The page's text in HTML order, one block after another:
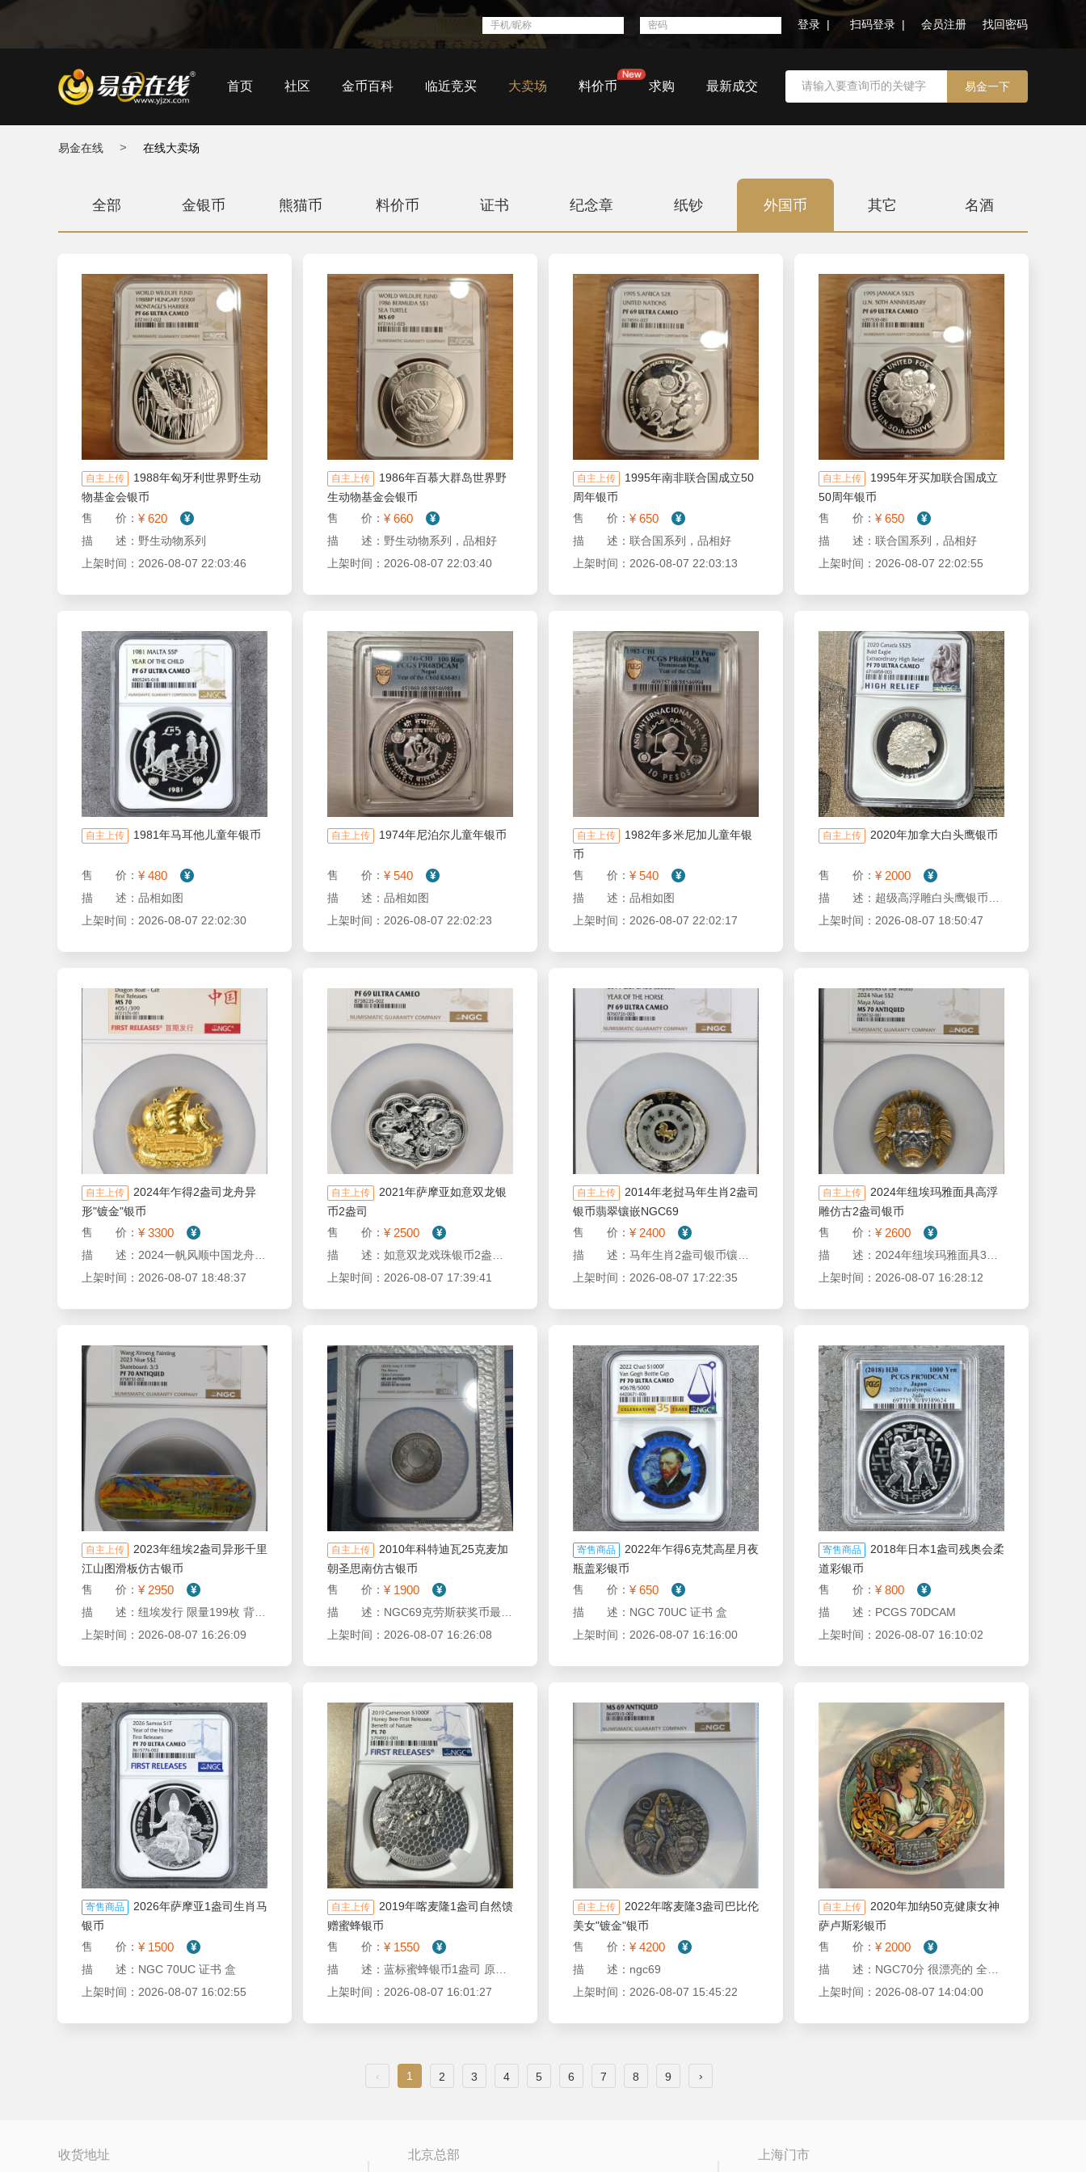
登录 | 扫码登录 | 会员注册 找回密码
首页 社区 金币百科 临近竞买 大卖场 料价币 求购 最新成交
易金在线 > 在线大卖场
全部 金银币 熊猫币 料价币 证书 纪念章 纸钞 外国币 其它 名酒
自主上传
1988年匈牙利世界野生动
物基金会银币
售 价： ¥ 620
描 述：野生动物系列
上架时间：2026-08-07 22:03:46
自主上传
1986年百慕大群岛世界野
生动物基金会银币
售 价： ¥ 660
描 述：野生动物系列，品相好
上架时间：2026-08-07 22:03:40
自主上传
1995年南非联合国成立50
周年银币
售 价： ¥ 650
描 述：联合国系列，品相好
上架时间：2026-08-07 22:03:13
自主上传
1995年牙买加联合国成立
50周年银币
售 价： ¥ 650
描 述：联合国系列，品相好
上架时间：2026-08-07 22:02:55
自主上传 1981年马耳他儿童年银币
售 价： ¥ 480
描 述：品相如图
上架时间：2026-08-07 22:02:30
自主上传 1974年尼泊尔儿童年银币
售 价： ¥ 540
描 述：品相如图
上架时间：2026-08-07 22:02:23
自主上传
1982年多米尼加儿童年银
币
售 价： ¥ 540
描 述：品相如图
上架时间：2026-08-07 22:02:17
自主上传 2020年加拿大白头鹰银币
售 价： ¥ 2000
上架时间：2026-08-07 18:50:47
自主上传
2024年乍得2盎司龙舟异
形"镀金"银币
售 价： ¥ 3300
上架时间：2026-08-07 18:48:37
自主上传
2021年萨摩亚如意双龙银
币2盎司
售 价： ¥ 2500
上架时间：2026-08-07 17:39:41
自主上传
2014年老挝马年生肖2盎司
银币翡翠镶嵌NGC69
售 价： ¥ 2400
上架时间：2026-08-07 17:22:35
自主上传
2024年纽埃玛雅面具高浮
雕仿古2盎司银币
售 价： ¥ 2600
上架时间：2026-08-07 16:28:12
自主上传
2023年纽埃2盎司异形千里
江山图滑板仿古银币
售 价： ¥ 2950
上架时间：2026-08-07 16:26:09
自主上传
2010年科特迪瓦25克麦加
朝圣思南仿古银币
售 价： ¥ 1900
上架时间：2026-08-07 16:26:08
寄售商品
2022年乍得6克梵高星月夜
瓶盖彩银币
售 价： ¥ 650
描 述：NGC 70UC 证书 盒
上架时间：2026-08-07 16:16:00
寄售商品
2018年日本1盎司残奥会柔
道彩银币
售 价： ¥ 800
描 述：PCGS 70DCAM
上架时间：2026-08-07 16:10:02
寄售商品
2026年萨摩亚1盎司生肖马
银币
售 价： ¥ 1500
描 述：NGC 70UC 证书 盒
上架时间：2026-08-07 16:02:55
自主上传
2019年喀麦隆1盎司自然馈
赠蜜蜂银币
售 价： ¥ 1550
上架时间：2026-08-07 16:01:27
自主上传
2022年喀麦隆3盎司巴比伦
美女"镀金"银币
售 价： ¥ 4200
描 述：ngc69
上架时间：2026-08-07 15:45:22
自主上传
2020年加纳50克健康女神
萨卢斯彩银币
售 价： ¥ 2000
上架时间：2026-08-07 14:04:00
‹ 1 2 3 4 5 6 7 8 9 ›
收货地址 北京总部 上海门市